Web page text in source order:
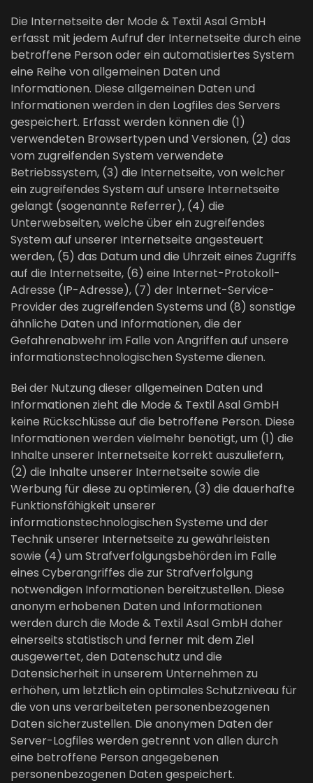
Die Internetseite der Mode & Textil Asal GmbH
erfasst mit jedem Aufruf der Internetseite durch eine
betroffene Person oder ein automatisiertes System
eine Reihe von allgemeinen Daten und
Informationen. Diese allgemeinen Daten und
Informationen werden in den Logfiles des Servers
gespeichert. Erfasst werden können die (1)
verwendeten Browsertypen und Versionen, (2) das
vom zugreifenden System verwendete
Betriebssystem, (3) die Internetseite, von welcher
ein zugreifendes System auf unsere Internetseite
gelangt (sogenannte Referrer), (4) die
Unterwebseiten, welche über ein zugreifendes
System auf unserer Internetseite angesteuert
werden, (5) das Datum und die Uhrzeit eines Zugriffs
auf die Internetseite, (6) eine Internet-Protokoll-
Adresse (IP-Adresse), (7) der Internet-Service-
Provider des zugreifenden Systems und (8) sonstige
ähnliche Daten und Informationen, die der
Gefahrenabwehr im Falle von Angriffen auf unsere
informationstechnologischen Systeme dienen.
Bei der Nutzung dieser allgemeinen Daten und
Informationen zieht die Mode & Textil Asal GmbH
keine Rückschlüsse auf die betroffene Person. Diese
Informationen werden vielmehr benötigt, um (1) die
Inhalte unserer Internetseite korrekt auszuliefern,
(2) die Inhalte unserer Internetseite sowie die
Werbung für diese zu optimieren, (3) die dauerhafte
Funktionsfähigkeit unserer
informationstechnologischen Systeme und der
Technik unserer Internetseite zu gewährleisten
sowie (4) um Strafverfolgungsbehörden im Falle
eines Cyberangriffes die zur Strafverfolgung
notwendigen Informationen bereitzustellen. Diese
anonym erhobenen Daten und Informationen
werden durch die Mode & Textil Asal GmbH daher
einerseits statistisch und ferner mit dem Ziel
ausgewertet, den Datenschutz und die
Datensicherheit in unserem Unternehmen zu
erhöhen, um letztlich ein optimales Schutzniveau für
die von uns verarbeiteten personenbezogenen
Daten sicherzustellen. Die anonymen Daten der
Server-Logfiles werden getrennt von allen durch
eine betroffene Person angegebenen
personenbezogenen Daten gespeichert.